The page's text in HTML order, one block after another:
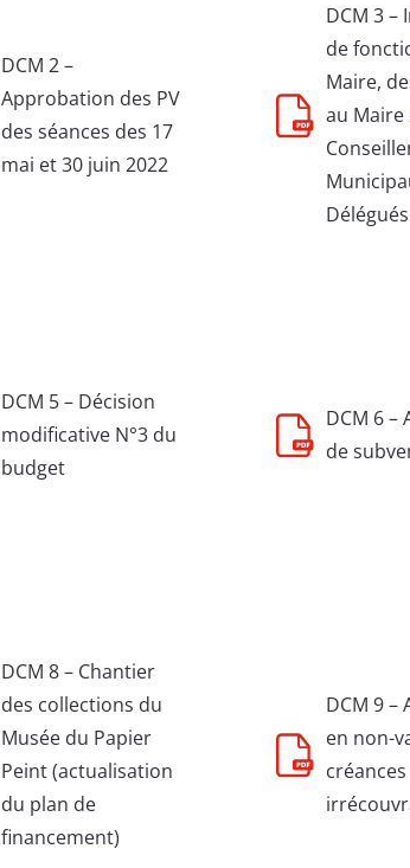
DCM 2 –
Approbation des PV
des séances des 17
mai et 30 juin 2022
DCM 3 –
de
Maire,
au Maire
Délégués
DCM 5 – Décision
modificative N°3 du
budget
DCM 6
de
DCM 8 – Chantier
des collections du
Musée du Papier
Peint (actualisation
du plan de
financement)
DCM 9 –
en non-
créances